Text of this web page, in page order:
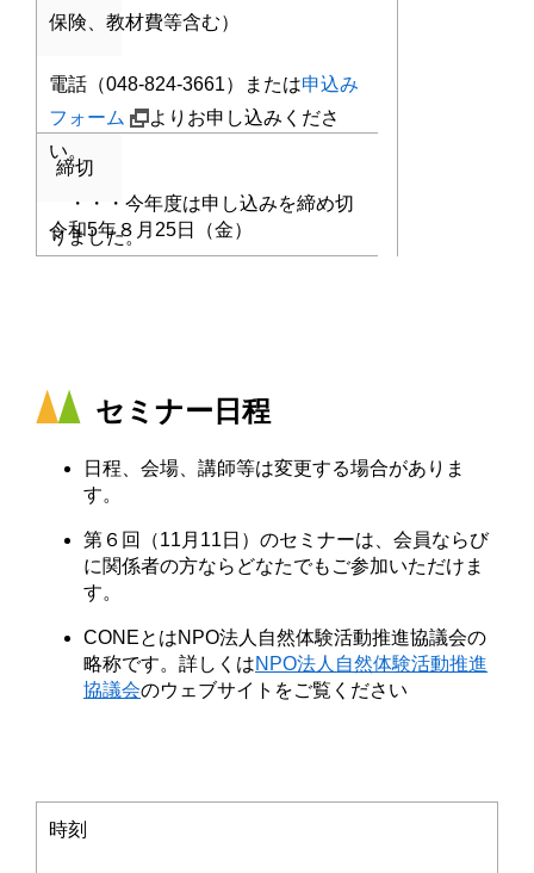
保険、教材費等含む）
電話（048-824-3661）または申込み
フォーム
よりお申し込みくださ
い。
・・・今年度は申し込みを締め切
りました。
締切
令和5年８月25日（金）
セミナー日程
日程、会場、講師等は変更する場合がありま
す。
第６回（11月11日）のセミナーは、会員ならび
に関係者の方ならどなたでもご参加いただけま
す。
CONEとはNPO法人自然体験活動推進協議会の
略称です。詳しくはNPO法人自然体験活動推進
協議会のウェブサイトをご覧ください
時刻